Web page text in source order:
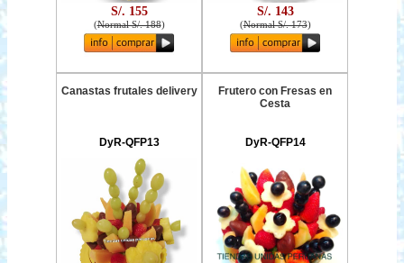
S/. 155
(Normal S/. 188)
S/. 143
(Normal S/. 173)
Canastas frutales delivery
DyR-QFP13
Frutero con Fresas en
Cesta
DyR-QFP14